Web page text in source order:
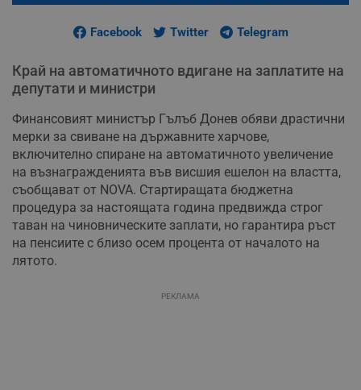
Facebook Twitter Telegram
Край на автоматичното вдигане на заплатите на
депутати и министри
Финансовият министър Гълъб Донев обяви драстични
мерки за свиване на държавните харчове,
включително спиране на автоматичното увеличение
на възнагражденията във висшия ешелон на властта,
съобщават от NOVA. Стартиращата бюджетна
процедура за настоящата година предвижда строг
таван на чиновническите заплати, но гарантира ръст
на пенсиите с близо осем процента от началото на
лятото.
РЕКЛАМА